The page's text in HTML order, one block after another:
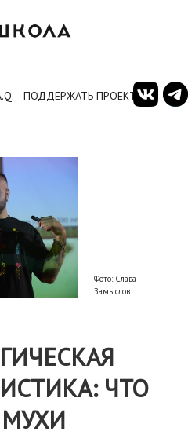
ПОДДЕРЖАТЬ ПРОЕКТ
Фото: Слава
Замыслов
ЧТО